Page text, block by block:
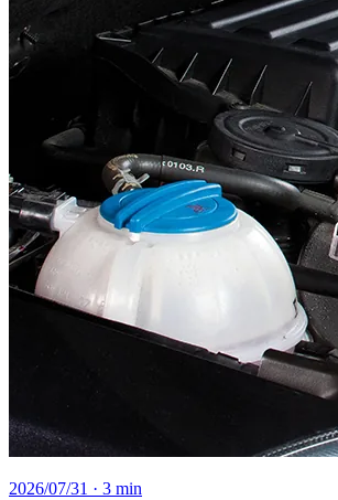
2026/07/31 · 3 min